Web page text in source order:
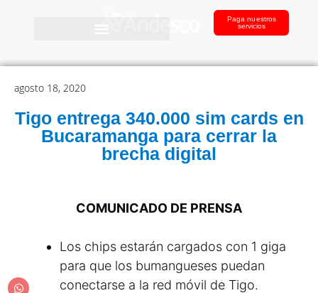
Paga nuestros
servicios
agosto 18, 2020
Tigo entrega 340.000 sim cards en
Bucaramanga para cerrar la
brecha digital
COMUNICADO DE PRENSA
Los chips estarán cargados con 1 giga
para que los bumangueses puedan
conectarse a la red móvil de Tigo.